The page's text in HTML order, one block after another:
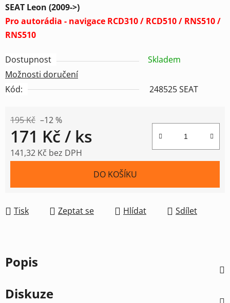
SEAT Leon (2009->)
Pro autorádia - navigace RCD310 / RCD510 / RNS510 /
RNS510
Dostupnost
Skladem
Možnosti doručení
Kód:
248525 SEAT
195 Kč –12 %
171 Kč / ks
141,32 Kč bez DPH
DO KOŠÍKU
Tisk Zeptat se Hlídat Sdílet
Popis
Diskuze